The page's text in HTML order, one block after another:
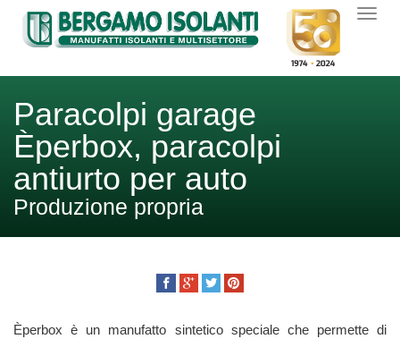
Paracolpi garage
Èperbox, paracolpi
antiurto per auto
Produzione propria
Èperbox è un manufatto sintetico speciale che permette di